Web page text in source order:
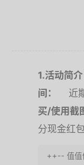
1.活动简介
间：
近
买/使用截
分现金红
++-- 值值